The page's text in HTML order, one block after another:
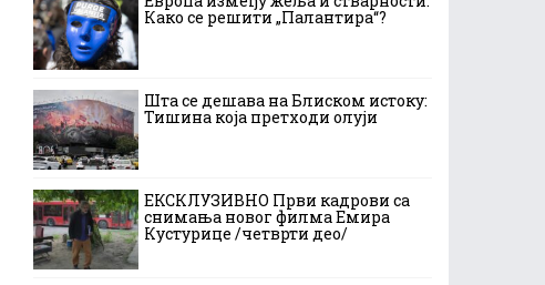
Како се решити „Палантира“?
Шта се дешава на Блиском истоку:
Тишина која претходи олуји
ЕКСКЛУЗИВНО Први кадрови са
снимања новог филма Емира
Кустурице /четврти део/